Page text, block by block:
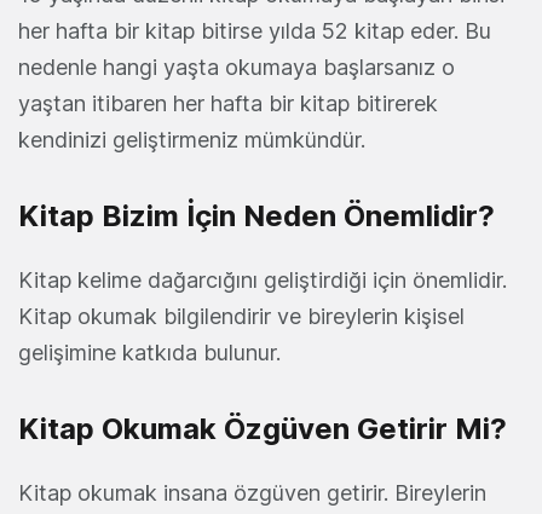
her hafta bir kitap bitirse yılda 52 kitap eder. Bu
nedenle hangi yaşta okumaya başlarsanız o
yaştan itibaren her hafta bir kitap bitirerek
kendinizi geliştirmeniz mümkündür.
Kitap Bizim İçin Neden Önemlidir?
Kitap kelime dağarcığını geliştirdiği için önemlidir.
Kitap okumak bilgilendirir ve bireylerin kişisel
gelişimine katkıda bulunur.
Kitap Okumak Özgüven Getirir Mi?
Kitap okumak insana özgüven getirir. Bireylerin